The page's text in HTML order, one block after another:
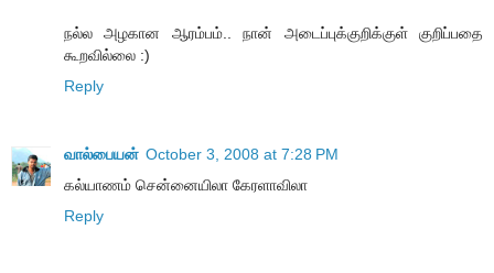
நல்ல அழகான ஆரம்பம்.. நான் அடைப்புக்குறிக்குள் குறிப்பதை
கூறவில்லை :)
Reply
வால்பையன் October 3, 2008 at 7:28 PM
கல்யாணம் சென்னையிலா கேரளாவிலா
Reply